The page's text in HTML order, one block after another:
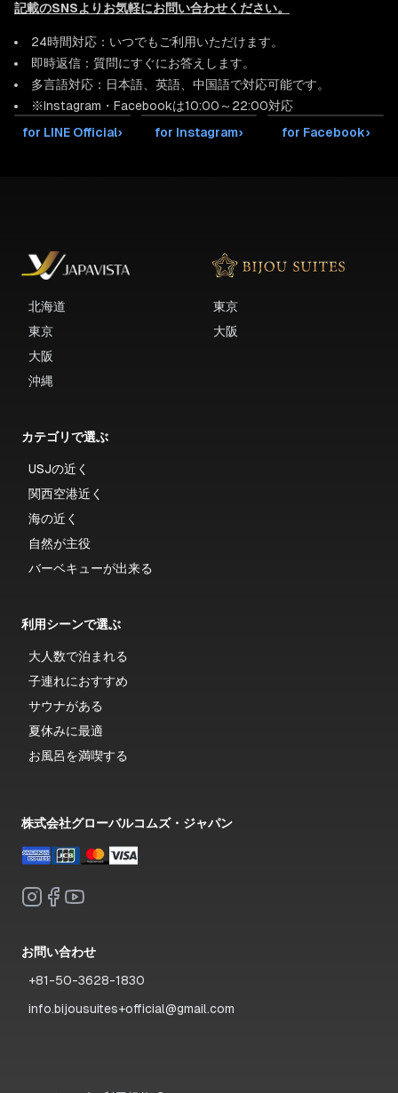
記載のSNSよりお気軽にお問い合わせください。
24時間対応：いつでもご利用いただけます。
即時返信：質問にすぐにお答えします。
多言語対応：日本語、英語、中国語で対応可能です。
※Instagram・Facebookは10:00～22:00対応
for LINE Official› for Instagram› for Facebook›
北海道
東京
大阪
沖縄
東京
大阪
カテゴリで選ぶ
USJの近く
関西空港近く
海の近く
自然が主役
バーベキューが出来る
利用シーンで選ぶ
大人数で泊まれる
子連れにおすすめ
サウナがある
夏休みに最適
お風呂を満喫する
株式会社グローバルコムズ・ジャパン
お問い合わせ
+81-50-3628-1830
info.bijousuites+official@gmail.com